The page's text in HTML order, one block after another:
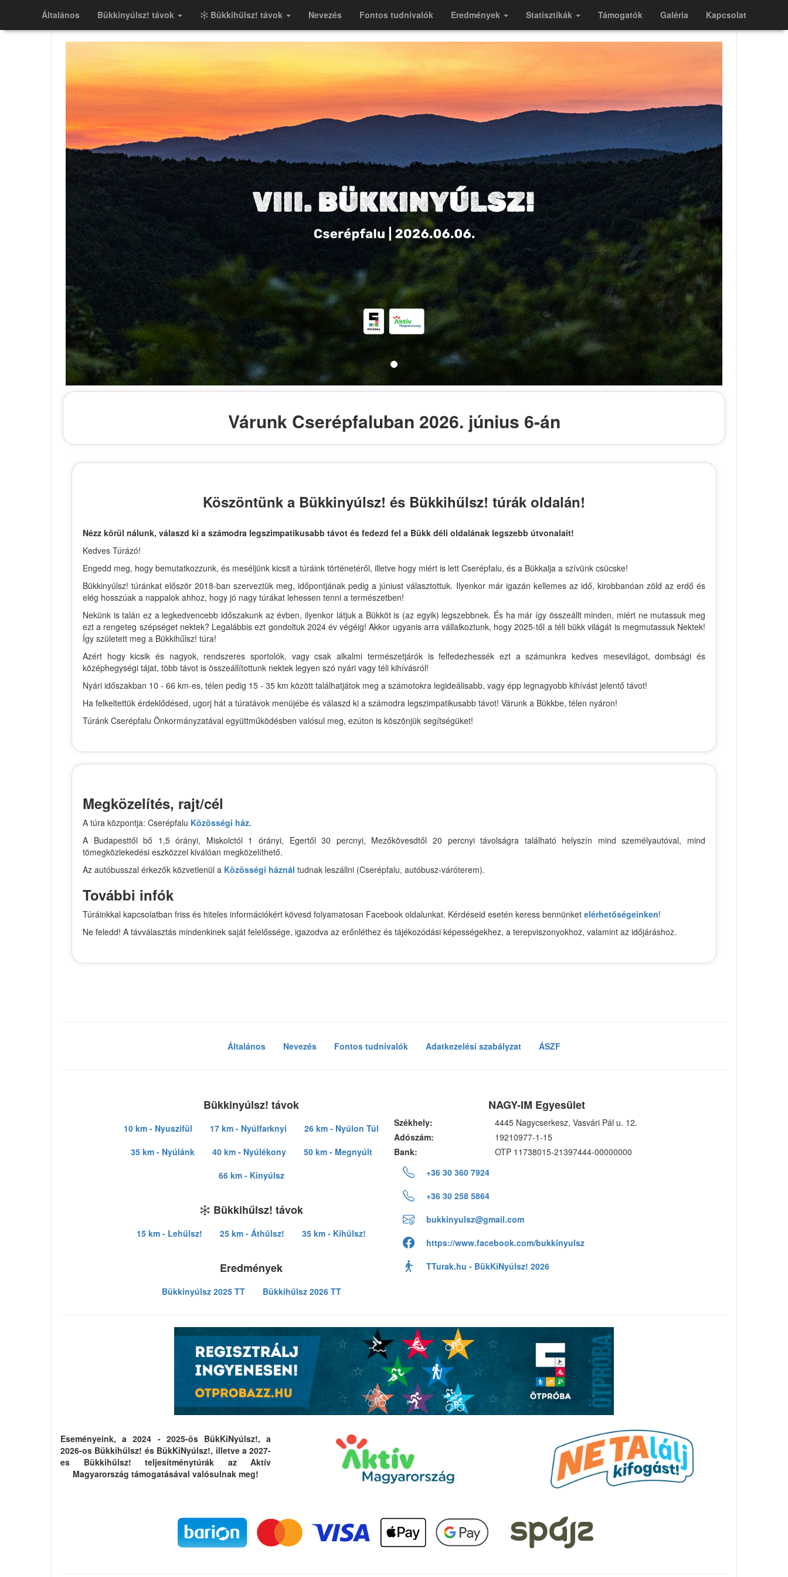
Általános Bükkinyúlsz! távok Bükkihűlsz! távok Nevezés Fontos tudnivalók Eredmények Statisztikák Támogatók Galéria Kapcsolat
Várunk Cserépfaluban 2026. június 6-án
Köszöntünk a Bükkinyúlsz! és Bükkihűlsz! túrák oldalán!
Nézz körül nálunk, válaszd ki a számodra legszimpatikusabb távot és fedezd fel a Bükk déli oldalának legszebb útvonalait!
Kedves Túrázó!
Engedd meg, hogy bemutatkozzunk, és meséljünk kicsit a túráink történetéről, illetve hogy miért is lett Cserépfalu, és a Bükkalja a szívünk csücske!
Bükkinyúlsz! túránkat először 2018-ban szerveztük meg, időpontjának pedig a júniust választottuk. Ilyenkor már igazán kellemes az idő, kirobbanóan zöld az erdő és
elég hosszúak a nappalok ahhoz, hogy jó nagy túrákat lehessen tenni a természetben!
Nekünk is talán ez a legkedvencebb időszakunk az évben, ilyenkor látjuk a Bükköt is (az egyik) legszebbnek. És ha már így összeállt minden, miért ne mutassuk meg
ezt a rengeteg szépséget nektek? Legalábbis ezt gondoltuk 2024 év végéig! Akkor ugyanis arra vállalkoztunk, hogy 2025-től a téli bükk világát is megmutassuk Nektek!
Így született meg a Bükkihűlsz! túra!
Azért hogy kicsik és nagyok, rendszeres sportolók, vagy csak alkalmi természetjárók is felfedezhessék ezt a számunkra kedves mesevilágot, dombsági és
középhegységi tájat, több távot is összeállítottunk nektek legyen szó nyári vagy téli kihívásról!
Nyári időszakban 10 - 66 km-es, télen pedig 15 - 35 km között találhatjátok meg a számotokra legideálisabb, vagy épp legnagyobb kihívást jelentő távot!
Ha felkeltettük érdeklődésed, ugorj hát a túratávok menüjébe és válaszd ki a számodra legszimpatikusabb távot! Várunk a Bükkbe, télen nyáron!
Túránk Cserépfalu Önkormányzatával együttműködésben valósul meg, ezúton is köszönjük segítségüket!
Megközelítés, rajt/cél
A túra központja: Cserépfalu Közösségi ház.
A Budapesttől bő 1,5 órányi, Miskolctól 1 órányi, Egertől 30 percnyi, Mezőkövesdtől 20 percnyi távolságra található helyszín mind személyautóval, mind
tömegközlekedési eszközzel kiválóan megközelíthető.
Az autóbusszal érkezők közvetlenül a Közösségi háznál tudnak leszállni (Cserépfalu, autóbusz-váróterem).
További infók
Túráinkkal kapcsolatban friss és hiteles információkért kövesd folyamatosan Facebook oldalunkat. Kérdéseid esetén keress bennünket elérhetőségeinken!
Ne feledd! A távválasztás mindenkinek saját felelőssége, igazodva az erőnléthez és tájékozódási képességekhez, a terepviszonyokhoz, valamint az időjáráshoz.
Általános Nevezés Fontos tudnivalók Adatkezelési szabályzat ÁSZF
Bükkinyúlsz! távok
10 km - Nyuszifül 17 km - Nyúlfarknyi
26 km - Nyúlon Túl
35 km - Nyúlánk
40 km - Nyúlékony
50 km - Megnyúlt
66 km - Kinyúlsz
Bükkihűlsz! távok
15 km - Lehűlsz! 25 km - Áthűlsz! 35 km - Kihűlsz!
Eredmények
Bükkinyúlsz 2025 TT Bükkihűlsz 2026 TT
NAGY-IM Egyesület
Székhely:
4445 Nagycserkesz, Vasvári Pál u. 12.
Adószám:
19210977-1-15
Bank:
OTP 11738015-21397444-00000000
+36 30 360 7924
+36 30 258 5864
bukkinyulsz@gmail.com
https://www.facebook.com/bukkinyulsz
TTurak.hu - BükKiNyúlsz! 2026
Eseményeink, a 2024 - 2025-ös BükKiNyúlsz!, a
2026-os Bükkihűlsz! és BükKiNyúlsz!, illetve a 2027-
es Bükkihűlsz! teljesítménytúrák az Aktív
Magyarország támogatásával valósulnak meg!